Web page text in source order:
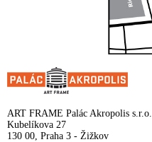
ART FRAME Palác Akropolis s.r.o.
Kubelíkova 27
130 00, Praha 3 - Žižkov